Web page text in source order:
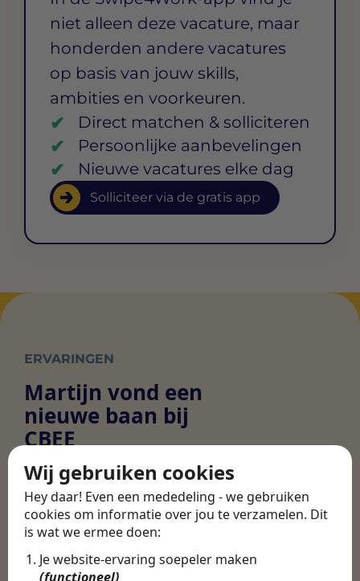
Wij gebruiken cookies
Hey daar! Even een mededeling - we gebruiken
cookies om informatie over jou te verzamelen. Dit
is wat we ermee doen:
Je website-ervaring soepeler maken
(functioneel)
niet alleen deze vacature, maar
honderden andere vacatures
op basis van jouw skills,
ambities en voorkeuren.
Direct matchen & solliciteren
Persoonlijke aanbevelingen
Nieuwe vacatures elke dag
Solliciteer via de gratis app
ERVARINGEN
Martijn vond een
nieuwe baan bij
CBEE
Door Swipe4Work heb ik op een hele
makkelijke, laagdrempelige manier eigenlijk
een hele leuke nieuwe baan gevonden. Met heel
veel nieuwe uitdagingen!